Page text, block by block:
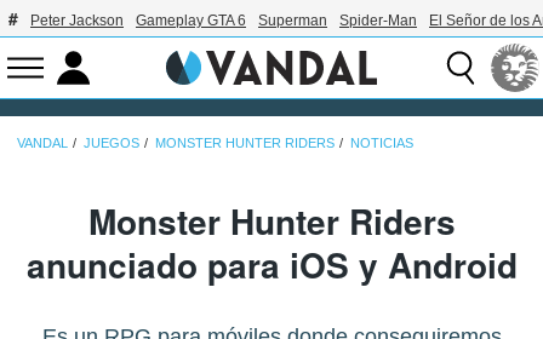
Peter Jackson Gameplay GTA 6 Superman Spider-Man El Señor de los
VANDAL JUEGOS MONSTER HUNTER RIDERS NOTICIAS
Monster Hunter Riders
anunciado para iOS y Android